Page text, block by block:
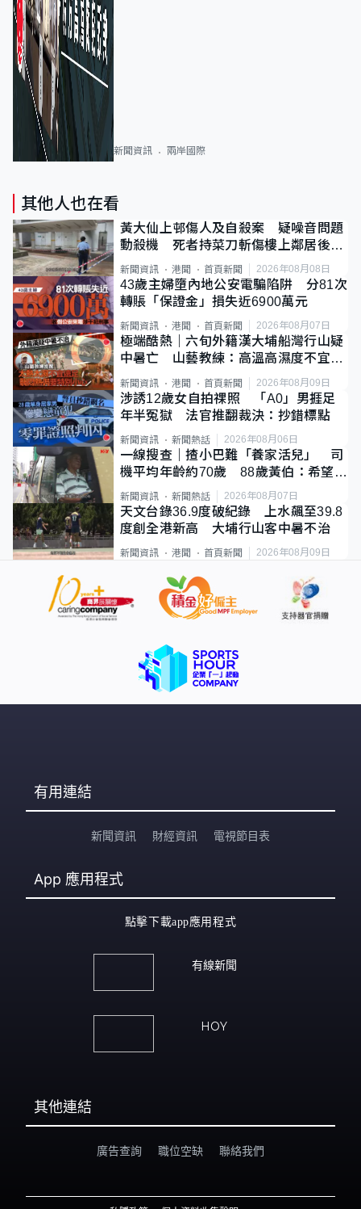
新聞資訊 兩岸國際
其他人也在看
黃大仙上邨傷人及自殺案 疑噪音問題
動殺機 死者持菜刀斬傷樓上鄰居後墮
斃
新聞資訊 港聞 首頁新聞 2026年08月08日
43歲主婦墮內地公安電騙陷阱 分81次
轉賬「保證金」損失近6900萬元
新聞資訊 港聞 首頁新聞 2026年08月07日
極端酷熱｜六旬外籍漢大埔船灣行山疑
中暑亡 山藝教練：高溫高濕度不宜遠
新聞資訊 港聞 首頁新聞 2026年08月09日
涉誘12歲女自拍祼照 「A0」男捱足
年半冤獄 法官推翻裁決：抄錯標點
新聞資訊 新聞熱話 2026年08月06日
一線搜查｜揸小巴難「養家活兒」 司
機平均年齡約70歲 88歲黃伯：希望一
直揸落去
新聞資訊 新聞熱話 2026年08月07日
天文台錄36.9度破紀錄 上水飆至39.8
度創全港新高 大埔行山客中暑不治
新聞資訊 港聞 首頁新聞 2026年08月09日
有用連結
新聞資訊 財經資訊 電視節目表
App 應用程式
點擊下載app應用程式
有線新聞
HOY
其他連結
廣告查詢 職位空缺 聯絡我們